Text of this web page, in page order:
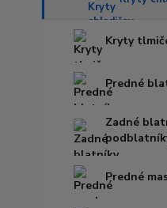
Kryty
Predné
Zadné
Predné